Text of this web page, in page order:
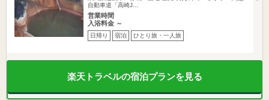
自動車道「高崎J…
営業時間
入浴料金 ～
日帰り 宿泊 ひとり旅・一人旅
楽天トラベルの宿泊プランを見る